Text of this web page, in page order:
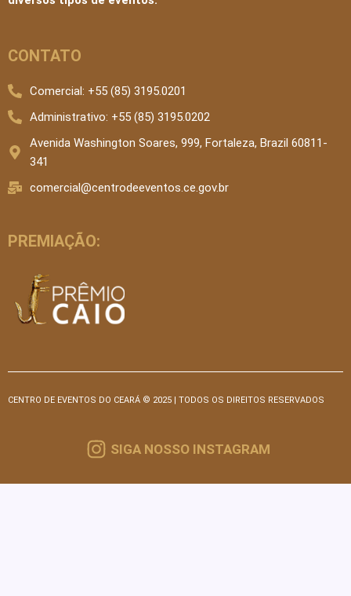
CONTATO
Comercial: +55 (85) 3195.0201
Administrativo: +55 (85) 3195.0202
Avenida Washington Soares, 999, Fortaleza, Brazil 60811-
341
comercial@centrodeeventos.ce.gov.br
PREMIAÇÃO:
CENTRO DE EVENTOS DO CEARÁ © 2025 | TODOS OS DIREITOS RESERVADOS
SIGA NOSSO INSTAGRAM